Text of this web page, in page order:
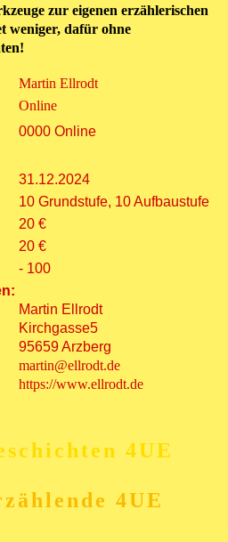
zur eigenen erzählerischen
weniger, dafür ohne
Martin Ellrodt
Online
0000 Online
31.12.2024
10 Grundstufe, 10 Aufbaustufe
20 €
20 €
- 100
Martin Ellrodt
Kirchgasse5
95659 Arzberg
martin@ellrodt.de
https://www.ellrodt.de
4UE
4UE